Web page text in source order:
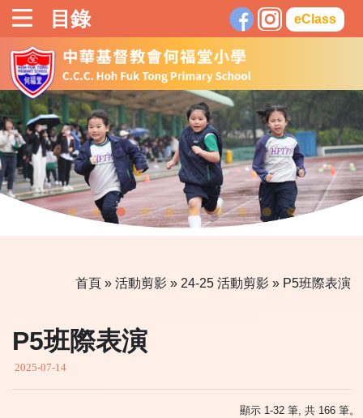
目錄 eClass
首頁 » 活動剪影 » 24-25 活動剪影 » P5班際表演
P5班際表演
2025-07-14
顯示 1-32 筆, 共 166 筆。